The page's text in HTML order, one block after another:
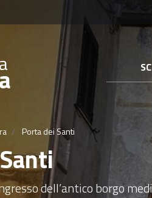
Porta dei Santi
dell’antico borgo